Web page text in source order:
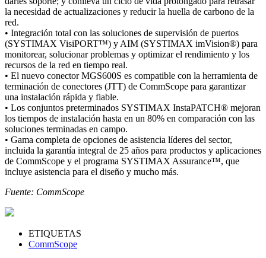
la necesidad de actualizaciones y reducir la huella de carbono de la
red.
• Integración total con las soluciones de supervisión de puertos
(SYSTIMAX VisiPORT™) y AIM (SYSTIMAX imVision®) para
monitorear, solucionar problemas y optimizar el rendimiento y los
recursos de la red en tiempo real.
• El nuevo conector MGS600S es compatible con la herramienta de
terminación de conectores (JTT) de CommScope para garantizar
una instalación rápida y fiable.
• Los conjuntos preterminados SYSTIMAX InstaPATCH® mejoran
los tiempos de instalación hasta en un 80% en comparación con las
soluciones terminadas en campo.
• Gama completa de opciones de asistencia líderes del sector,
incluida la garantía integral de 25 años para productos y aplicaciones
de CommScope y el programa SYSTIMAX Assurance™, que
incluye asistencia para el diseño y mucho más.
Fuente: CommScope
ETIQUETAS
CommScope